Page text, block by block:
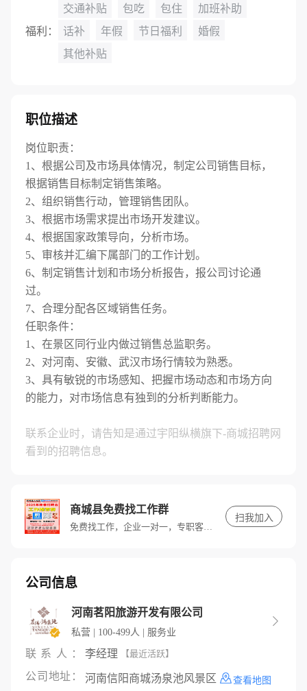
福利：
交通补贴 包吃 包住
加班补助
话补
年假 节日福利
婚假
其他补贴
职位描述
岗位职责：
1、根据公司及市场具体情况，制定公司销售目标，
根据销售目标制定销售策略。
2、组织销售行动，管理销售团队。
3、根据市场需求提出市场开发建议。
4、根据国家政策导向，分析市场。
5、审核并汇编下属部门的工作计划。
6、制定销售计划和市场分析报告，报公司讨论通
过。
7、合理分配各区域销售任务。
任职条件：
1、在景区同行业内做过销售总监职务。
2、对河南、安徽、武汉市场行情较为熟悉。
3、具有敏锐的市场感知、把握市场动态和市场方向
的能力，对市场信息有独到的分析判断能力。
联系企业时，请告知是通过宇阳纵横旗下-商城招聘网
看到的招聘信息。
商城县免费找工作群
免费找工作，企业一对一，专职客服推荐好工作！
扫我加入
公司信息
河南茗阳旅游开发有限公司
私营 | 100-499人 | 服务业

联系人： 李经理 【最近活跃】
公司地址： 河南信阳商城汤泉池风景区 查看地图